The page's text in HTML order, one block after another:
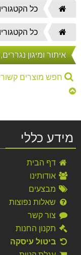
דף
הבית
כל
דף
הבית
כל
איתור ומיגון
חפש מוצרים
מידע כללי
דף הבית
אודותינו
מבצעים
שאלות נפוצות
צור קשר
תקנון החנות
ביטול עיסקה